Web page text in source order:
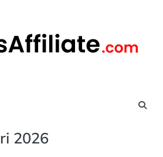
2026